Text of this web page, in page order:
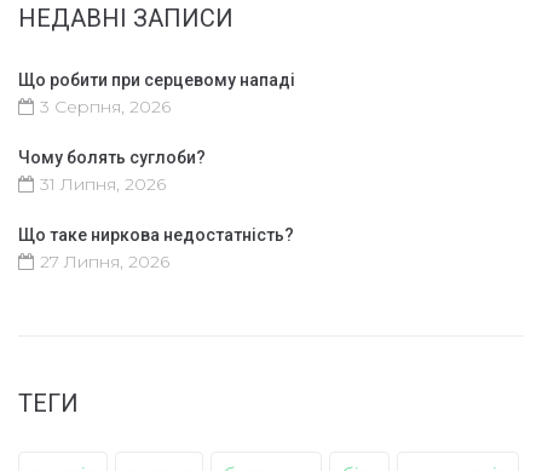
НЕДАВНІ ЗАПИСИ
Що робити при серцевому нападі
3 Серпня, 2026
Чому болять суглоби?
31 Липня, 2026
Що таке ниркова недостатність?
27 Липня, 2026
ТЕГИ